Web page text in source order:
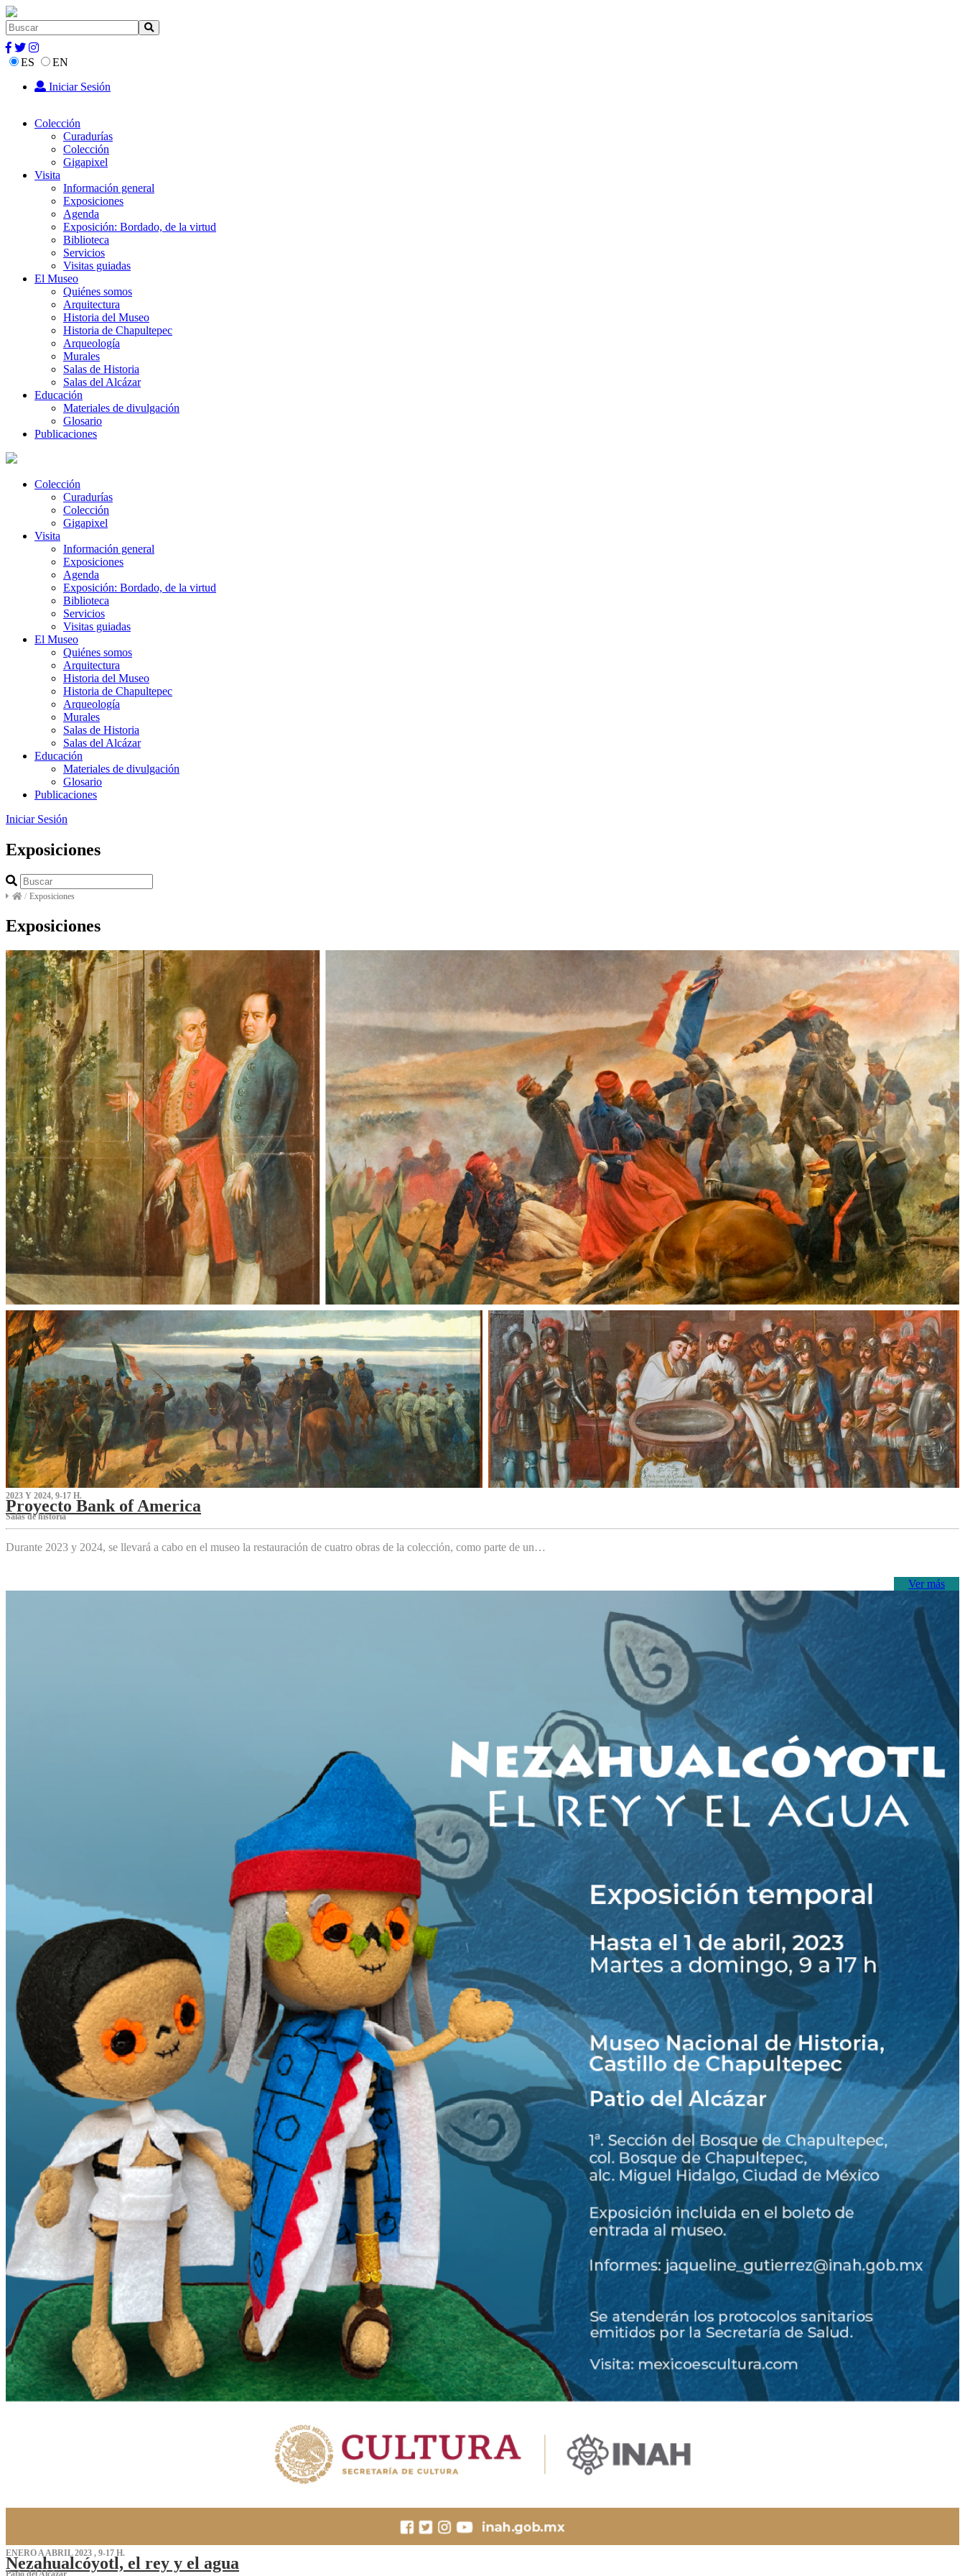
ES
EN
Iniciar Sesión
Colección
Curadurías
Colección
Gigapixel
Visita
Información general
Exposiciones
Agenda
Exposición: Bordado, de la virtud
Biblioteca
Servicios
Visitas guiadas
El Museo
Quiénes somos
Arquitectura
Historia del Museo
Historia de Chapultepec
Arqueología
Murales
Salas de Historia
Salas del Alcázar
Educación
Materiales de divulgación
Glosario
Publicaciones
Colección
Curadurías
Colección
Gigapixel
Visita
Información general
Exposiciones
Agenda
Exposición: Bordado, de la virtud
Biblioteca
Servicios
Visitas guiadas
El Museo
Quiénes somos
Arquitectura
Historia del Museo
Historia de Chapultepec
Arqueología
Murales
Salas de Historia
Salas del Alcázar
Educación
Materiales de divulgación
Glosario
Publicaciones
Iniciar Sesión
Exposiciones
/ Exposiciones
Exposiciones
2023 Y 2024, 9-17 H.
Proyecto Bank of America
S‌alas de historia
Durante 2023 y 2024, se llevará a cabo en el museo la restauración de cuatro obras de la colección, como parte de un…
Ver más
ENERO A ABRIL 2023 , 9-17 H.
Nezahualcóyotl, el rey y el agua